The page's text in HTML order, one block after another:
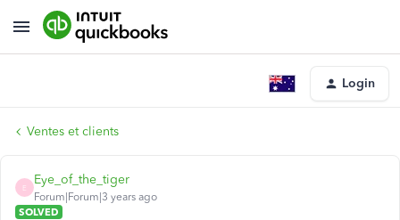
Login
Ventes et clients
E
Eye_of_the_tiger
Forum|Forum|3 years ago
SOLVED